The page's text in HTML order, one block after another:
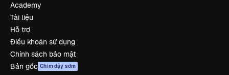
Academy
Tài liệu
Hỗ trợ
Điều khoản sử dụng
Chính sách bảo mật
Bản gốc Chim dậy sớm